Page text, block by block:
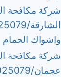
شركة مكافحة
واشواك الحمام
شركة مكافحة